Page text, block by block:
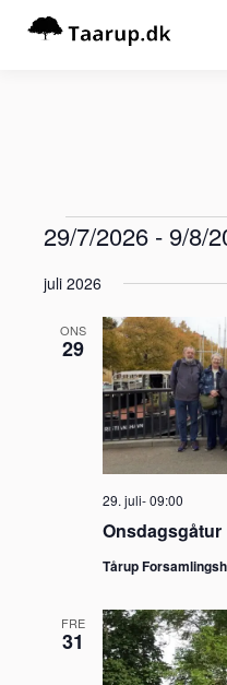
29/7/2026 - 9/8/
juli 2026
ONS
29
Onsdagsgåtur
29. juli- 09:00
Tårup
FRE
31